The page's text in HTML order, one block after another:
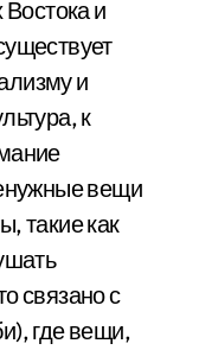
Востока и
и
к
вещи
такие как
связано с
где вещи,